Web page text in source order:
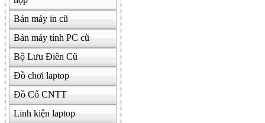
Bán máy in cũ
Bán máy tính PC cũ
Bộ Lưu Điên Cũ
Đồ chơi laptop
Đồ Cổ CNTT
Linh kiện laptop